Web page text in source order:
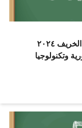
الدراسات العليا: جدول امتحان نهاية فصل الخريف ٢٠٢٤
وتكنولوجيا